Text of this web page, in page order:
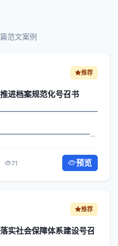
篇范文案例
推荐
进档案规范化号召书
管理...
71 预览
推荐
实社会保障体系建设号召